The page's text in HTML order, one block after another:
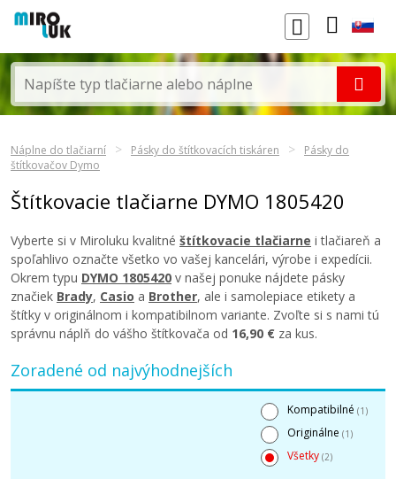
Náplne do tlačiarní Pásky do štítkovacích tiskáren
Pásky do
štítkovačov Dymo
Štítkovacie tlačiarne DYMO 1805420
Vyberte si v Miroluku kvalitné štítkovacie tlačiarne i tlačiareň a
spoľahlivo označte všetko vo vašej kancelári, výrobe i expedícii.
Okrem typu DYMO 1805420 v našej ponuke nájdete pásky
značiek Brady, Casio a Brother, ale i samolepiace etikety a
štítky v originálnom i kompatibilnom variante. Zvoľte si s nami tú
správnu náplň do vášho štítkovača od 16,90 € za kus.
Zoradené od najvýhodnejších
Kompatibilné (1)
Originálne (1)
Všetky (2)